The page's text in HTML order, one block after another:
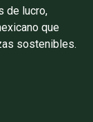
de lucro,
que
sostenibles.